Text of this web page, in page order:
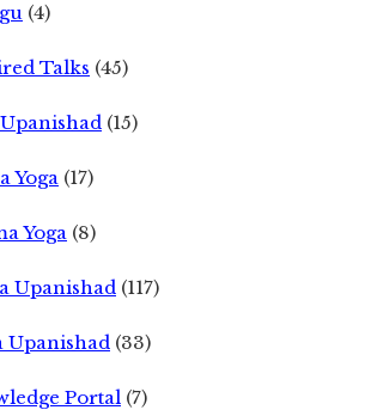
(4)
Talks (45)
(15)
Yoga (17)
Yoga (8)
Upanishad (117)
Upanishad (33)
Portal (7)